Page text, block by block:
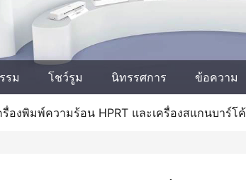
รม โชว์รูม นิทรรศการ ข้อความ
องพิมพ์ความร้อน HPRT และเครื่องสแกนบาร์โ